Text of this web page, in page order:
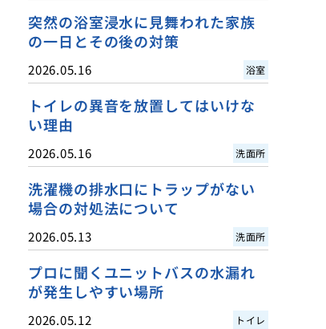
突然の浴室浸水に見舞われた家族
の一日とその後の対策
2026.05.16 浴室
トイレの異音を放置してはいけな
い理由
2026.05.16 洗面所
洗濯機の排水口にトラップがない
場合の対処法について
2026.05.13 洗面所
プロに聞くユニットバスの水漏れ
が発生しやすい場所
2026.05.12 トイレ